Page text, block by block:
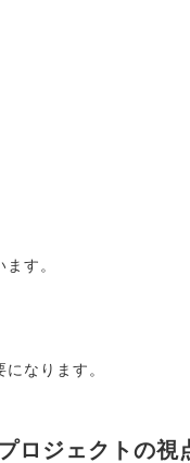
す。
なります。
ロジェクトの視